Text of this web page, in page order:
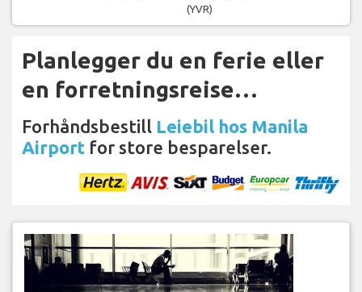
(YVR)
Planlegger du en ferie eller
en forretningsreise…
Forhåndsbestill Leiebil hos Manila
Airport for store besparelser.